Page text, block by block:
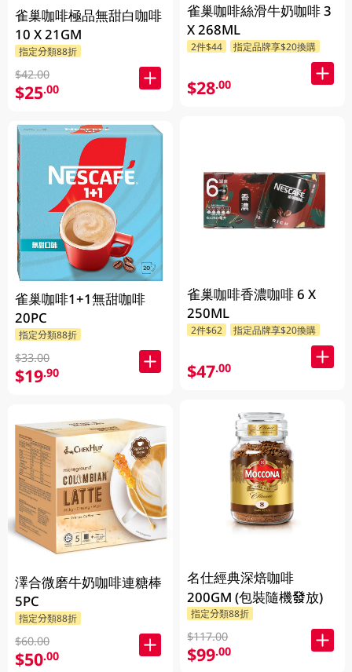
雀巢咖啡極品無甜白咖啡
10 X 21GM
指定分類88折
$42.00
$25.00
雀巢咖啡1+1無甜咖啡
20PC
指定分類88折
$33.00
$19.90
澤合微磨牛奶咖啡連糖棒
5PC
指定分類88折
$60.00
$50.00
雀巢咖啡絲滑牛奶咖啡 3
X 268ML
2件$44 指定品牌享$20換購
$28.00
雀巢咖啡香濃咖啡 6 X
250ML
2件$62 指定品牌享$20換購
$47.00
名仕經典深焙咖啡
200GM (包裝隨機發放)
指定分類88折
$117.00
$99.00